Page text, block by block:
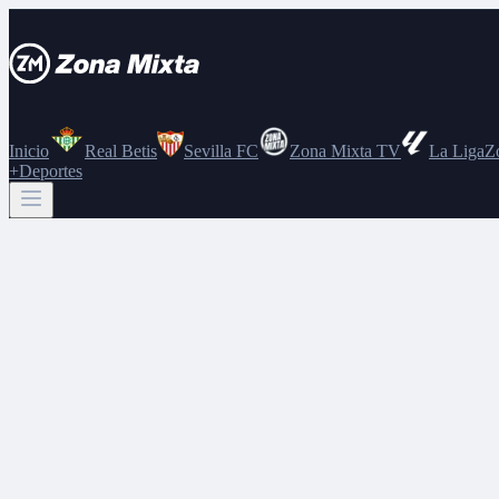
Inicio Real Betis Sevilla FC Zona Mixta TV La Liga
+Deportes